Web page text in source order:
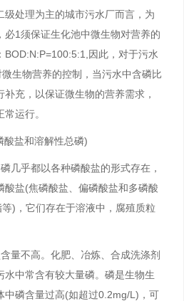
级处理为主的城市污水厂而言，为
必1须保证生化池中微生物对营养的
BOD:N:P=100:5:1,因此，对于污水
生物营养的控制，当污水中含磷比
充，以保证微生物的营养需求，
运行。
酸盐和溶解性总磷)
几乎都以各种磷酸盐的形式存在，
酸盐(焦磷酸盐、偏磷酸盐和多磷酸
)，它们存在于溶液中，腐殖质粒
量不高。化肥、冶炼、合成洗涤剂
水中常含有较大量磷。磷是生物生
中磷含量过高(如超过0.2mg/L)，可